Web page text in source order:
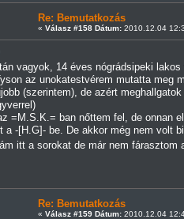
Re: Bemutatkozás
« Válasz #158 Dátum:2010.12.04
vagyok, 14 éves nógrádsipeki lakos
az unokatestvérem mutatta meg
(szerintem), de azért
=M.S.K.= ban nőttem fel, de onnan
a -[H.G]- be. De akkor még nem volt
itt a sorokat de már nem
Re: Bemutatkozás
« Válasz #159 Dátum:2010.12.04